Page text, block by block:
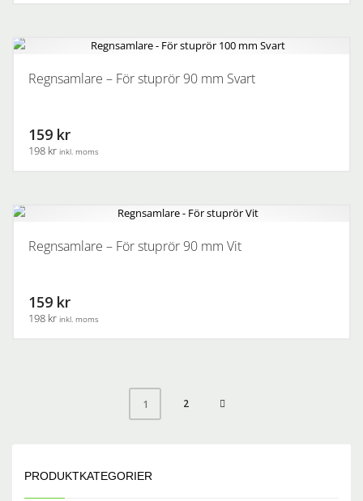
Regnsamlare – För stuprör 90 mm Svart
159 kr
198 kr inkl. moms
Regnsamlare – För stuprör 90 mm Vit
159 kr
198 kr inkl. moms
1 2
PRODUKTKATEGORIER